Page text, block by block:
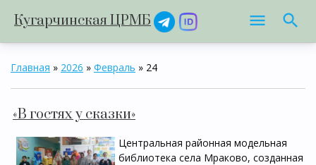
Кугарчинская ЦРМБ
Главная » 2026 » Февраль » 24
«В гостях у сказки»
Центральная районная модельная
библиотека села Мраково, созданная